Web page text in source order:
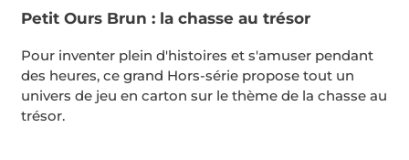
Petit Ours Brun : la chasse au trésor
Pour inventer plein d'histoires et s'amuser pendant
des heures, ce grand Hors-série propose tout un
univers de jeu en carton sur le thème de la chasse au
trésor.